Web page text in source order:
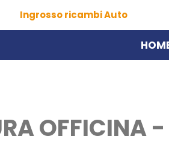
Ingrosso ricambi Auto
OFFICINA -